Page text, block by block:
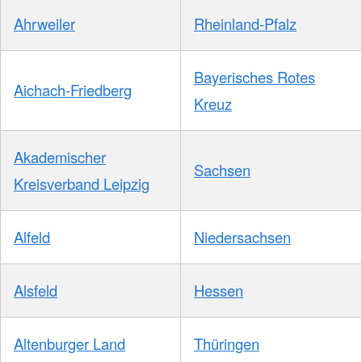
Ahrweiler Rheinland-Pfalz
Aichach-Friedberg
Bayerisches Rotes
Kreuz
Akademischer
Kreisverband Leipzig
Sachsen
Alfeld Niedersachsen
Alsfeld Hessen
Altenburger Land Thüringen